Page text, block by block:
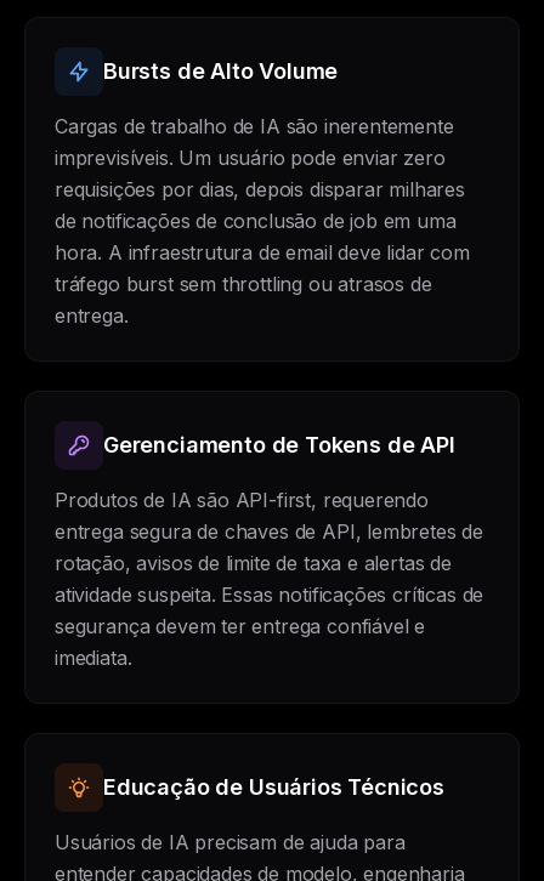
Bursts de Alto Volume
Cargas de trabalho de IA são inerentemente
imprevisíveis. Um usuário pode enviar zero
requisições por dias, depois disparar milhares
de notificações de conclusão de job em uma
hora. A infraestrutura de email deve lidar com
tráfego burst sem throttling ou atrasos de
entrega.
Gerenciamento de Tokens de API
Produtos de IA são API-first, requerendo
entrega segura de chaves de API, lembretes de
rotação, avisos de limite de taxa e alertas de
atividade suspeita. Essas notificações críticas de
segurança devem ter entrega confiável e
imediata.
Educação de Usuários Técnicos
Usuários de IA precisam de ajuda para
entender capacidades de modelo, engenharia